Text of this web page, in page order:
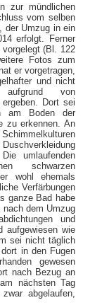
zur mündlichen
vom selben
der Umzug in ein
erfolgt. Ferner
(Bl. 122
Fotos zum
er vorgetragen,
und nicht
aufgrund von
ergeben. Dort sei
am Boden der
zu erkennen. An
umlaufenden
schwarzen
wohl ehemals
Verfärbungen
ganze Bad habe
dem Umzug
und
aufgewiesen wie
sei nicht täglich
in den Fugen
gewesen
nach Bezug an
nächsten Tag
abgelaufen,